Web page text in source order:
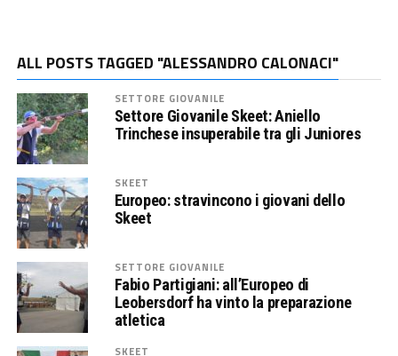
ALL POSTS TAGGED "ALESSANDRO CALONACI"
SETTORE GIOVANILE
Settore Giovanile Skeet: Aniello
Trinchese insuperabile tra gli Juniores
SKEET
Europeo: stravincono i giovani dello
Skeet
SETTORE GIOVANILE
Fabio Partigiani: all’Europeo di
Leobersdorf ha vinto la preparazione
atletica
SKEET